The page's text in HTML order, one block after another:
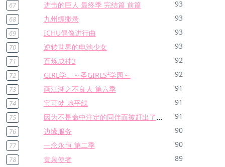
67 进击的巨人 最终季 完结篇 前篇 93
68 九州缥缈录 93
69 ICHU偶像进行曲 93
70 逆转世界的电池少女 93
71 百炼成神3 92
72 GIRL学。～圣GIRLS²学园～ 92
73 画江湖之不良人 第六季 91
74 宝可梦 地平线 91
75 因为不是命中注定的同伴而被赶出了勇者的队伍、从此以后过上了悠闲的隐居生活 91
76 边缘服务 90
77 一念永恒 第二季 90
78 黄泉使者 89